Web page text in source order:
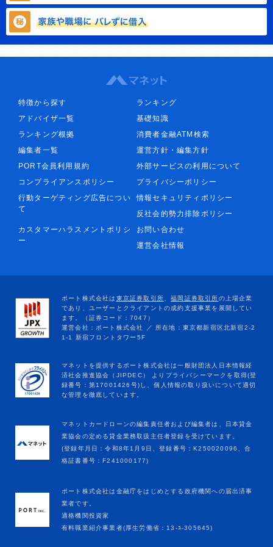
特徴から探す
ランキング
アドバイザ一覧
基礎知識
ランキング根拠
消費者金融ATM検索
編集者一覧
運営方針・編集方針
PORT会員利用規約
外部サービスの利用について
コンプライアンスポリシー
プライバシーポリシー
行動ターゲティング広告につい
て
情報セキュリティポリシー
反社会的勢力排除ポリシー
カスタマーハラスメントポリシ
ー
お問い合わせ
運営会社情報
マネットカードローンの編集責任者および編集者は、日本貸金
業協会の定める貸金業務取扱主任者登録を受けています。
(登録年月日：令和8年1月9日、登録番号：K250020096、合
格証書番号：F241000177)
ポート株式会社は金融庁をはじめとする政府機関への届出済事
業者です。
適格機関投資家
有料職業紹介事業者(厚生労働省：13-ﾕ-305645)